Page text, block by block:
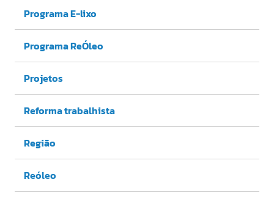
Programa E-lixo
Programa ReÓleo
Projetos
Reforma trabalhista
Região
Reóleo